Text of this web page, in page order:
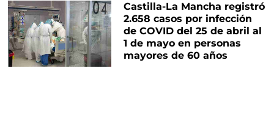
Castilla-La Mancha registró
2.658 casos por infección
de COVID del 25 de abril al
1 de mayo en personas
mayores de 60 años